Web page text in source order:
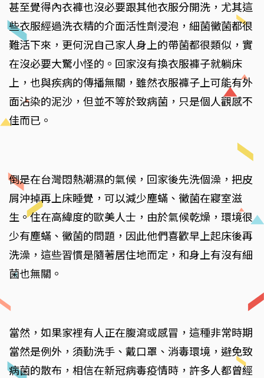
甚至覺得內衣褲也沒必要跟其他衣服分開洗，尤其這
些衣服經過洗衣精的介面活性劑浸泡，細菌黴菌都很
難活下來，更何況自己家人身上的帶菌都很類似，實
在沒必要大驚小怪的。回家沒有換衣服褲子就躺床
上，也與疾病的傳播無關，雖然衣服褲子上可能有外
面沾染的泥沙，但並不等於致病菌，只是個人觀感不
佳而已。
倒是在台灣悶熱潮濕的氣候，回家後先洗個澡，把皮
屑沖掉再上床睡覺，可以減少塵蟎、黴菌在寢室滋
生。住在高緯度的歐美人士，由於氣候乾燥，環境很
少有塵蟎、黴菌的問題，因此他們喜歡早上起床後再
洗澡，這些習慣是隨著居住地而定，和身上有沒有細
菌也無關。
當然，如果家裡有人正在腹瀉或感冒，這種非常時期
當然是例外，須勤洗手、戴口罩、消毒環境，避免致
病菌的散布，相信在新冠病毒疫情時，許多人都曾經